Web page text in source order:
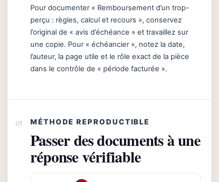
Pour documenter « Remboursement d’un trop-
perçu : règles, calcul et recours », conservez
l’original de « avis d’échéance » et travaillez sur
une copie. Pour « échéancier », notez la date,
l’auteur, la page utile et le rôle exact de la pièce
dans le contrôle de « période facturée ».
MÉTHODE REPRODUCTIBLE
Passer des documents à une
réponse vérifiable